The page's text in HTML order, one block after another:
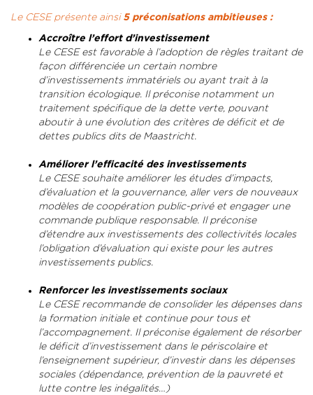
Le CESE présente ainsi 5 préconisations ambitieuses :
Accroître l’effort d’investissement
Le CESE est favorable à l’adoption de règles traitant de
façon différenciée un certain nombre
d’investissements immatériels ou ayant trait à la
transition écologique. Il préconise notamment un
traitement spécifique de la dette verte, pouvant
aboutir à une évolution des critères de déficit et de
dettes publics dits de Maastricht.
Améliorer l’efficacité des investissements
Le CESE souhaite améliorer les études d’impacts,
d’évaluation et la gouvernance, aller vers de nouveaux
modèles de coopération public-privé et engager une
commande publique responsable. Il préconise
d’étendre aux investissements des collectivités locales
l’obligation d’évaluation qui existe pour les autres
investissements publics.
Renforcer les investissements sociaux
Le CESE recommande de consolider les dépenses dans
la formation initiale et continue pour tous et
l’accompagnement. Il préconise également de résorber
le déficit d’investissement dans le périscolaire et
l’enseignement supérieur, d’investir dans les dépenses
sociales (dépendance, prévention de la pauvreté et
lutte contre les inégalités…)